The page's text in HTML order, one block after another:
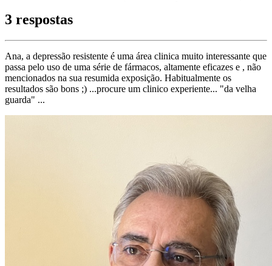
3 respostas
Ana, a depressão resistente é uma área clinica muito interessante que
passa pelo uso de uma série de fármacos, altamente eficazes e , não
mencionados na sua resumida exposição. Habitualmente os
resultados são bons ;) ...procure um clinico experiente... "da velha
guarda" ...